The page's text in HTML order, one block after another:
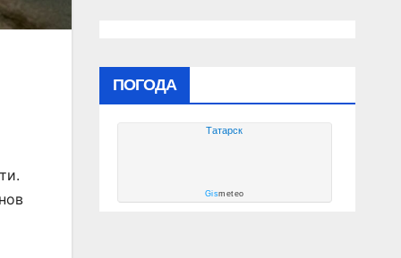
ПОГОДА
Татарск
Gismeteo